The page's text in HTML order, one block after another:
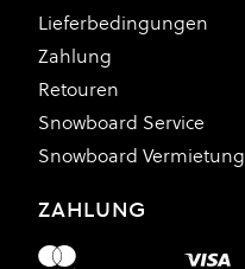
Lieferbedingungen
Zahlung
Retouren
Snowboard Service
Snowboard Vermietung
ZAHLUNG